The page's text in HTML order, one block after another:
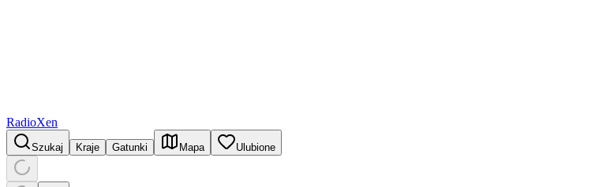
RadioXen
Szukaj Kraje Gatunki Mapa Ulubione